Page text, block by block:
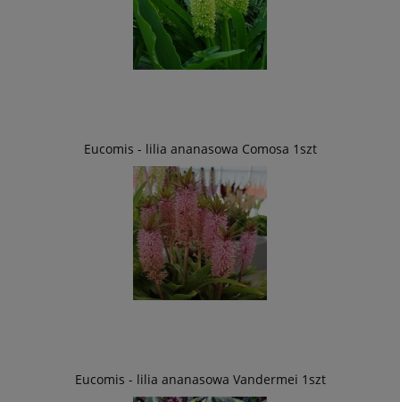
Eucomis - lilia ananasowa Comosa 1szt
Eucomis - lilia ananasowa Vandermei 1szt